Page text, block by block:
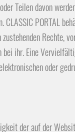
Teilen davon
CLASSIC PORTAL
Rechte,
ihr. Eine
oder
der auf der